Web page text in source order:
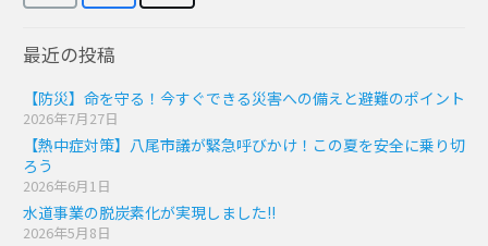
最近の投稿
【防災】命を守る！今すぐできる災害への備えと避難のポイント
2026年7月27日
【熱中症対策】八尾市議が緊急呼びかけ！この夏を安全に乗り切
ろう
2026年6月1日
水道事業の脱炭素化が実現しました!!
2026年5月8日